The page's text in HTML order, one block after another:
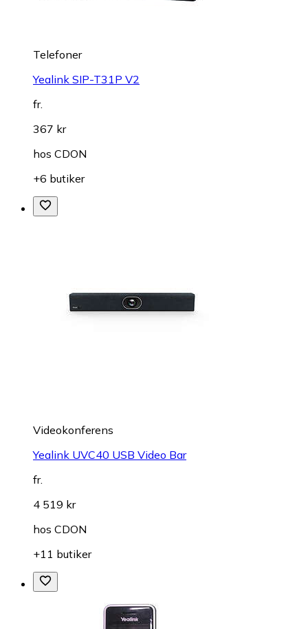
Telefoner
Yealink SIP-T31P V2
fr.
367 kr
hos CDON
+6 butiker
Videokonferens
Yealink UVC40 USB Video Bar
fr.
4 519 kr
hos CDON
+11 butiker